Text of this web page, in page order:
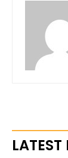
LATEST